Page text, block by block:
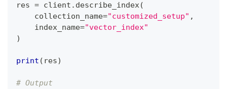
res = client . describe_index(
    collection_name
="customized_setup" ,
    index_name
="vector_index"
)
print ( res)
# Output